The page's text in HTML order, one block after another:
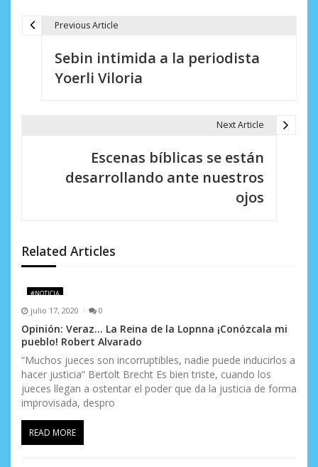
ó
n
d
e
e
n
t
r
a
Previous Article
Sebin intimida a la periodista
Yoerli Viloria
Next Article
Escenas bíblicas se están
desarrollando ante nuestros
ojos
Related Articles
#NOTICIA
julio 17, 2020 0
Opinión: Veraz… La Reina de la Lopnna ¡Conózcala mi
pueblo! Robert Alvarado
“Muchos jueces son incorruptibles, nadie puede inducirlos a
hacer justicia” Bertolt Brecht Es bien triste, cuando los
jueces llegan a ostentar el poder que da la justicia de forma
improvisada, despro
READ MORE